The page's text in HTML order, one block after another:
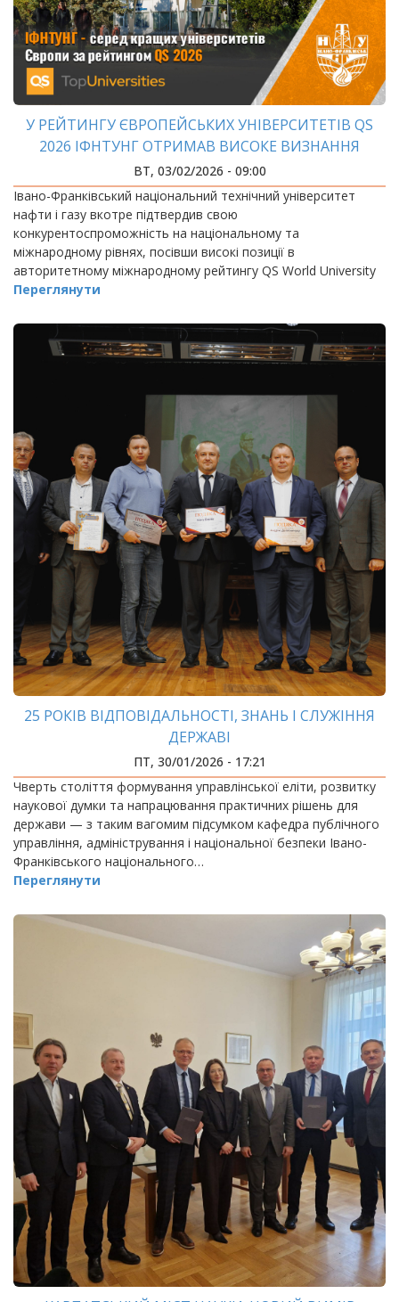
У РЕЙТИНГУ ЄВРОПЕЙСЬКИХ УНІВЕРСИТЕТІВ QS
2026 ІФНТУНГ ОТРИМАВ ВИСОКЕ ВИЗНАННЯ
ВТ, 03/02/2026 - 09:00
Івано-Франківський національний технічний університет
нафти і газу вкотре підтвердив свою
конкурентоспроможність на національному та
міжнародному рівнях, посівши високі позиції в
авторитетному міжнародному рейтингу QS World University
Rankings:…
Переглянути
25 РОКІВ ВІДПОВІДАЛЬНОСТІ, ЗНАНЬ І СЛУЖІННЯ
ДЕРЖАВІ
ПТ, 30/01/2026 - 17:21
Чверть століття формування управлінської еліти, розвитку
наукової думки та напрацювання практичних рішень для
держави — з таким вагомим підсумком кафедра публічного
управління, адміністрування і національної безпеки Івано-
Франківського національного…
Переглянути